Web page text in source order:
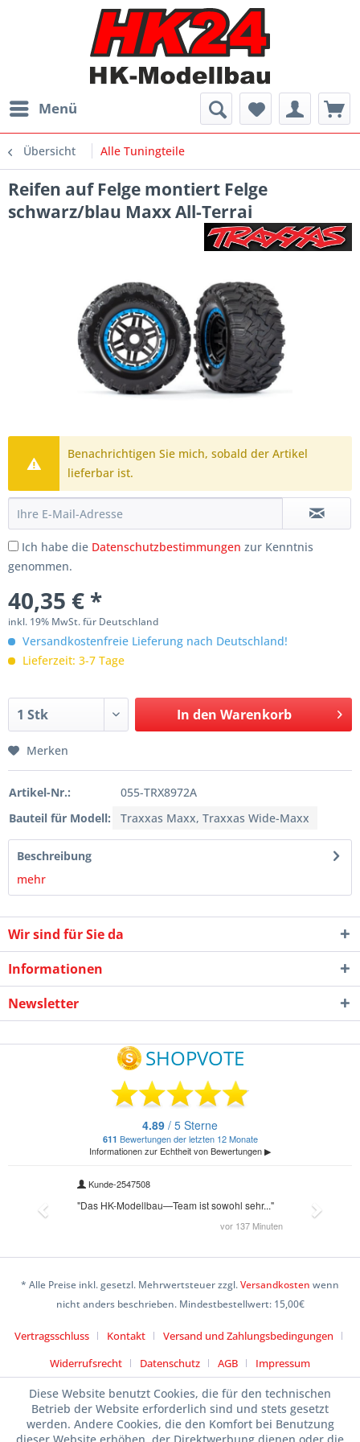
Menü
Übersicht Alle Tuningteile
Reifen auf Felge montiert Felge
schwarz/blau Maxx All-Terrai
Benachrichtigen Sie mich, sobald der Artikel
lieferbar ist.
Ich habe die Datenschutzbestimmungen zur Kenntnis
genommen.
40,35 € *
inkl. 19% MwSt. für Deutschland
Versandkostenfreie Lieferung nach Deutschland!
Lieferzeit: 3-7 Tage
In den Warenkorb
Merken
Artikel-Nr.:
055-TRX8972A
Bauteil für Modell:
Traxxas Maxx, Traxxas Wide-Maxx
Beschreibung
mehr
Wir sind für Sie da
Informationen
Newsletter
* Alle Preise inkl. gesetzl. Mehrwertsteuer zzgl.Versandkosten wenn
nicht anders beschrieben. Mindestbestellwert: 15,00€
Vertragsschluss Kontakt
Versand und Zahlungsbedingungen
Widerrufsrecht
Datenschutz AGB Impressum
Diese Website benutzt Cookies, die für den technischen
Betrieb der Website erforderlich sind und stets gesetzt
werden. Andere Cookies, die den Komfort bei Benutzung